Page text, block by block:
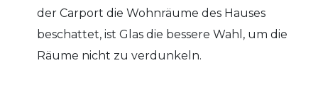
der Carport die Wohnräume des Hauses
beschattet, ist Glas die bessere Wahl, um die
Räume nicht zu verdunkeln.